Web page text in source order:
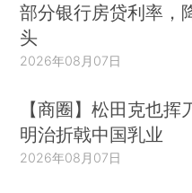
部分银行房贷利率，
头
2026年08月07日
【商圈】松田克也挥
明治折戟中国乳业
2026年08月07日